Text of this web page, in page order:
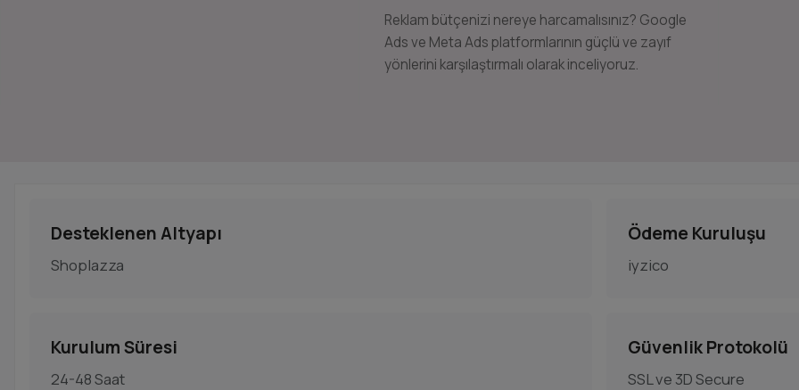
Reklam bütçenizi nereye harcamalısınız? Google
Ads ve Meta Ads platformlarının güçlü ve zayıf
yönlerini karşılaştırmalı olarak inceliyoruz.
Desteklenen Altyapı
Shoplazza
Ödeme Kuruluşu
iyzico
Kurulum Süresi
24-48 Saat
Güvenlik Protokolü
SSL ve 3D Secure